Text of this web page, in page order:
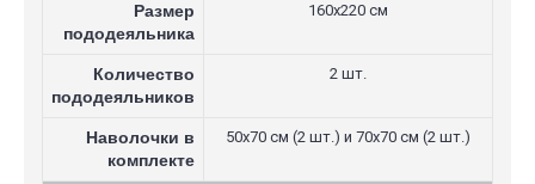
Размер
пододеяльника
160х220 см
Количество
пододеяльников
2 шт.
Наволочки в
комплекте
50х70 см (2 шт.) и 70х70 см (2 шт.)